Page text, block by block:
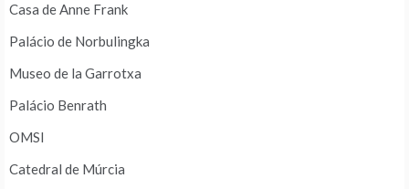
Casa de Anne Frank
Palácio de Norbulingka
Museo de la Garrotxa
Palácio Benrath
OMSI
Catedral de Múrcia